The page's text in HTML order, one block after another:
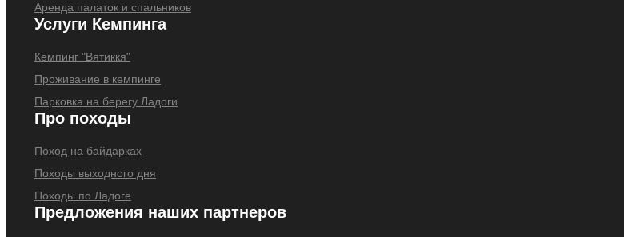
Аренда палаток и спальников
Услуги Кемпинга
Кемпинг "Вятиккя"
Проживание в кемпинге
Парковка на берегу Ладоги
Про походы
Поход на байдарках
Походы выходного дня
Походы по Ладоге
Предложения наших партнеров